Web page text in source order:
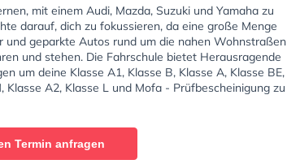
mit einem Audi, Mazda, Suzuki und Yamaha zu
darauf, dich zu fokussieren, da eine große Menge
und geparkte Autos rund um die nahen Wohnstraßen
und stehen. Die Fahrschule bietet Herausragende
um deine Klasse A1, Klasse B, Klasse A, Klasse BE,
Klasse A2, Klasse L und Mofa - Prüfbescheinigung zu
Termin anfragen